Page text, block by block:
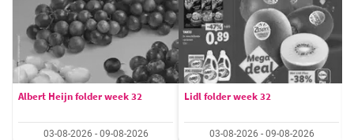
Albert Heijn folder week 32
03-08-2026 - 09-08-2026
Lidl folder week 32
03-08-2026 - 09-08-2026